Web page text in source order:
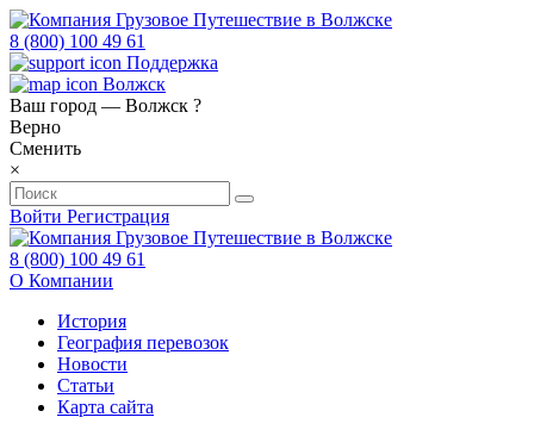
8 (800) 100 49 61
Поддержка
Волжск
Ваш город — Волжск ?
Верно
Сменить
×
Войти Регистрация
8 (800) 100 49 61
О Компании
История
География перевозок
Новости
Статьи
Карта сайта